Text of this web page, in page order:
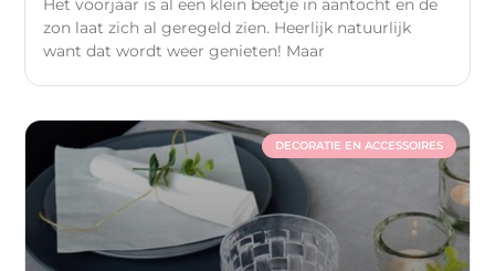
Het voorjaar is al een klein beetje in aantocht en de
zon laat zich al geregeld zien. Heerlijk natuurlijk
want dat wordt weer genieten! Maar
DECORATIE EN ACCESSOIRES